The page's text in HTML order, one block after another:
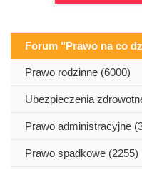
Forum "Prawo na co
Prawo rodzinne (6000)
Ubezpieczenia
Prawo administracyjne
Prawo spadkowe (2255)